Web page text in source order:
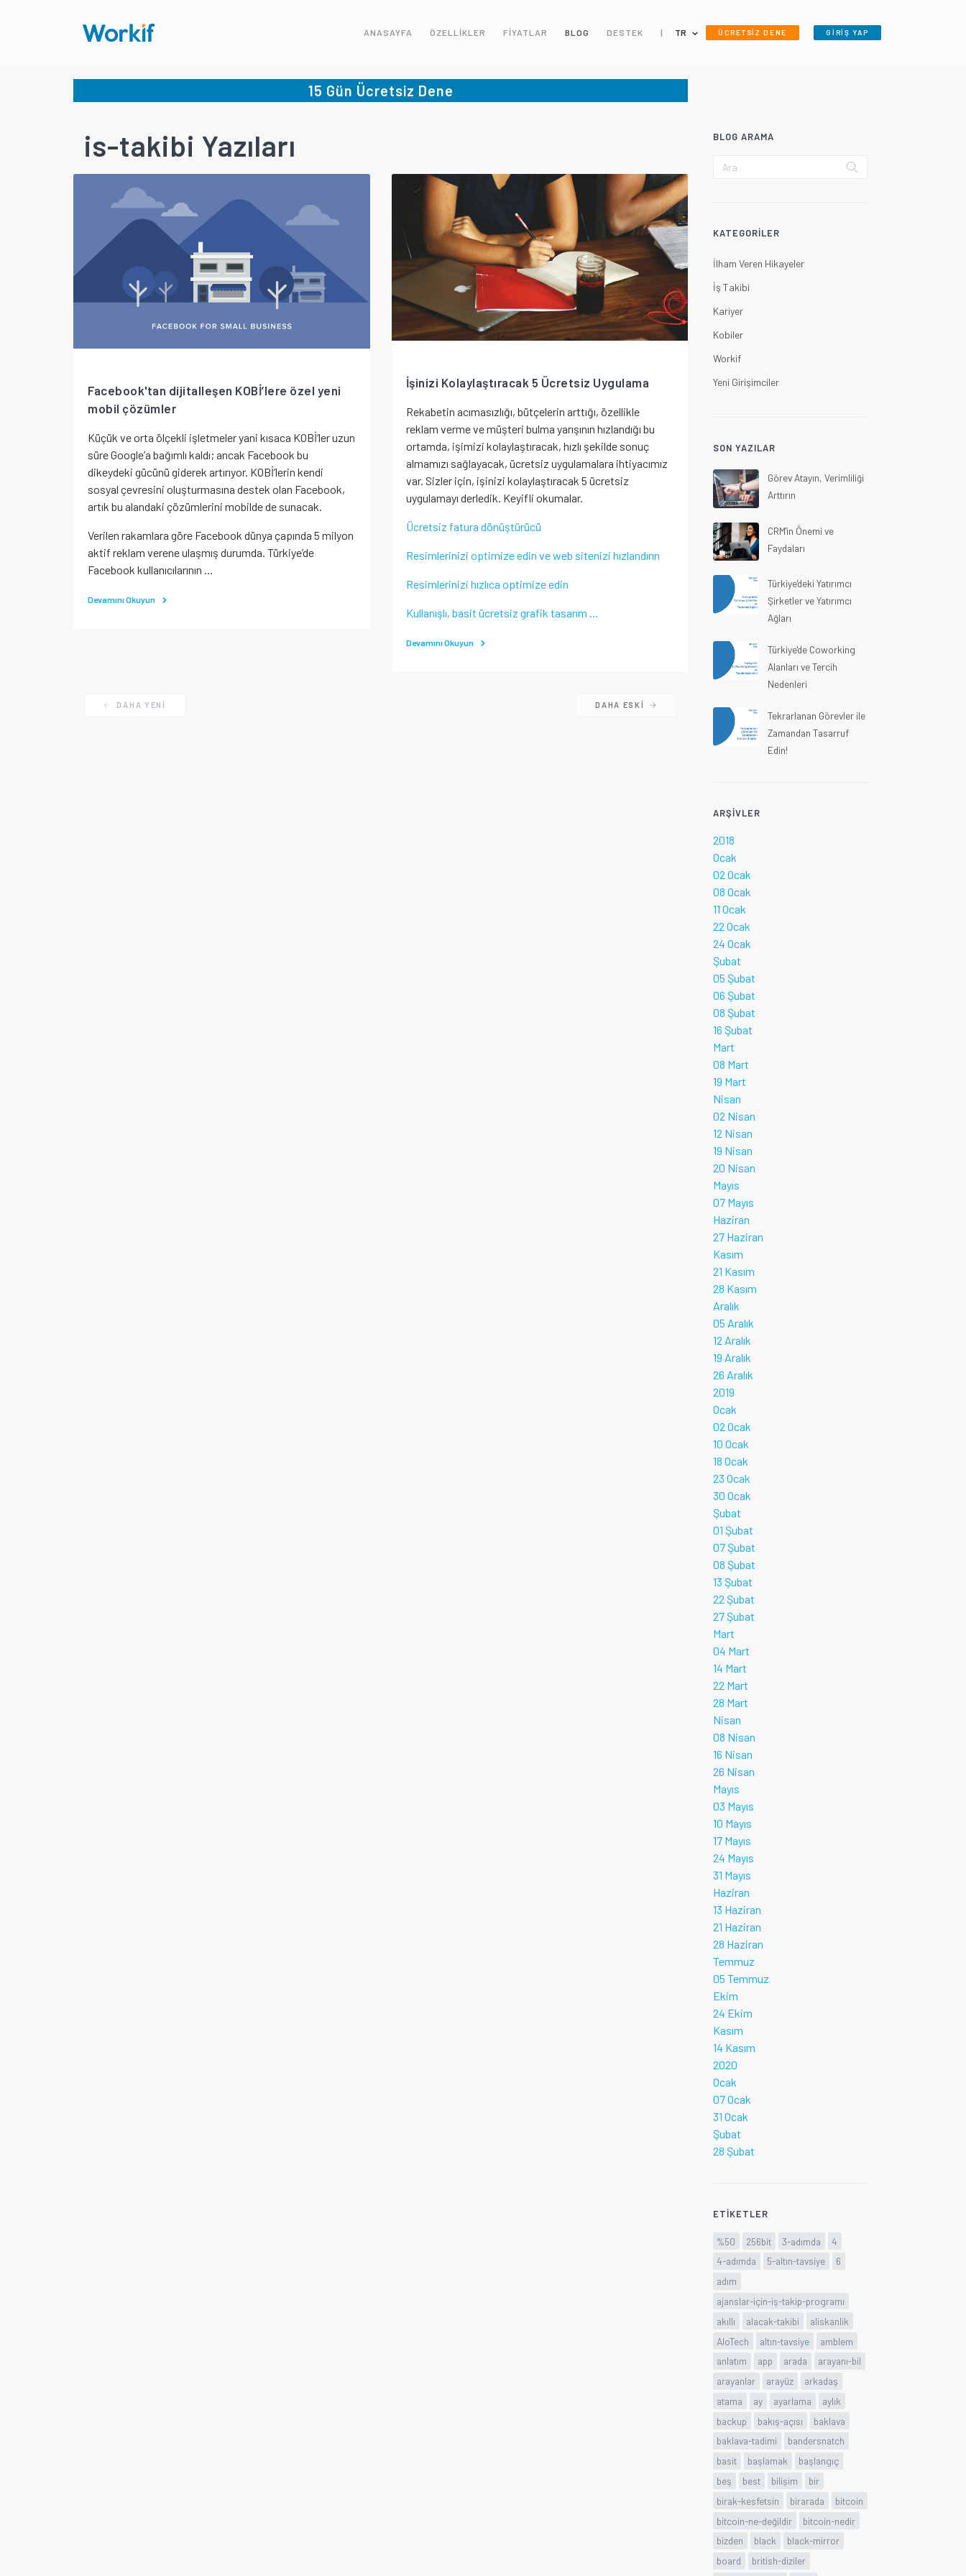
ANASAYFA ÖZELLİKLER FİYATLAR BLOG DESTEK | TR ÜCRETSİZ DENE GİRİŞ YAP
15 Gün Ücretsiz Dene
is-takibi Yazıları
Facebook'tan dijitalleşen KOBİ’lere özel yeni
mobil çözümler
Küçük ve orta ölçekli işletmeler yani kısaca KOBİ‘ler uzun
süre Google’a bağımlı kaldı; ancak Facebook bu
dikeydeki gücünü giderek artırıyor. KOBİ’lerin kendi
sosyal çevresini oluşturmasına destek olan Facebook,
artık bu alandaki çözümlerini mobilde de sunacak.
Verilen rakamlara göre Facebook dünya çapında 5 milyon
aktif reklam verene ulaşmış durumda. Türkiye’de
Facebook kullanıcılarının ...
Devamını Okuyun
İşinizi Kolaylaştıracak 5 Ücretsiz Uygulama
Rekabetin acımasızlığı, bütçelerin arttığı, özellikle
reklam verme ve müşteri bulma yarışının hızlandığı bu
ortamda, işimizi kolaylaştıracak, hızlı şekilde sonuç
almamızı sağlayacak, ücretsiz uygulamalara ihtiyacımız
var. Sizler için, işinizi kolaylaştıracak 5 ücretsiz
uygulamayı derledik. Keyifli okumalar.
Ücretsiz fatura dönüştürücü
Resimlerinizi optimize edin ve web sitenizi hızlandırın
Resimlerinizi hızlıca optimize edin
Kullanışlı, basit ücretsiz grafik tasarım ...
Devamını Okuyun
DAHA YENI DAHA ESKI
BLOG ARAMA
KATEGORILER
İlham Veren Hikayeler
İş Takibi
Kariyer
Kobiler
Workif
Yeni Girişimciler
SON YAZILAR
Görev Atayın, Verimliliği
Arttırın
CRM'in Önemi ve
Faydaları
Türkiye'deki Yatırımcı
Şirketler ve Yatırımcı
Ağları
Türkiye'de Coworking
Alanları ve Tercih
Nedenleri
Tekrarlanan Görevler ile
Zamandan Tasarruf
Edin!
ARŞIVLER
2018
Ocak
02 Ocak
08 Ocak
11 Ocak
22 Ocak
24 Ocak
Şubat
05 Şubat
06 Şubat
08 Şubat
16 Şubat
Mart
08 Mart
19 Mart
Nisan
02 Nisan
12 Nisan
19 Nisan
20 Nisan
Mayıs
07 Mayıs
Haziran
27 Haziran
Kasım
21 Kasım
28 Kasım
Aralık
05 Aralık
12 Aralık
19 Aralık
26 Aralık
2019
Ocak
02 Ocak
10 Ocak
18 Ocak
23 Ocak
30 Ocak
Şubat
01 Şubat
07 Şubat
08 Şubat
13 Şubat
22 Şubat
27 Şubat
Mart
04 Mart
14 Mart
22 Mart
28 Mart
Nisan
08 Nisan
16 Nisan
26 Nisan
Mayıs
03 Mayıs
10 Mayıs
17 Mayıs
24 Mayıs
31 Mayıs
Haziran
13 Haziran
21 Haziran
28 Haziran
Temmuz
05 Temmuz
Ekim
24 Ekim
Kasım
14 Kasım
2020
Ocak
07 Ocak
31 Ocak
Şubat
28 Şubat
ETIKETLER
%50 256bit 3-adımda
4
4-adımda
5-altın-tavsiye
6
adım
ajanslar-için-iş-takip-programı
akıllı
alacak-takibi
aliskanlik
AloTech
altın-tavsiye
amblem
anlatım
app arada
arayanı-bil
arayanlar
arayüz
arkadaş
atama
ay ayarlama
aylık
backup
bakış-açısı
baklava
baklava-tadimi
bandersnatch
basit
başlamak
başlangıç
beş
best bilişim
bir
birak-kesfetsin
birarada
bitcoin
bitcoin-ne-değildir
bitcoin-nedir
bizden
black
black-mirror
board
british-diziler